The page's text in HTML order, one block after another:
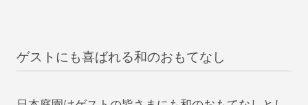
ゲストにも喜ばれる和のおもてなし